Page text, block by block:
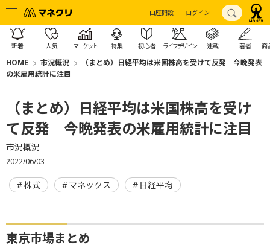
口座開設 ログイン
新着 人気 マーケット 特集 初心者 ライフデザイン 連載 著者 商
HOME 市況概況
（まとめ）日経平均は米国株高を受けて反発 今晩発表
の米雇用統計に注目
（まとめ）日経平均は米国株高を受け
て反発 今晩発表の米雇用統計に注目
市況概況
2022/06/03
株式 マネックス 日経平均
東京市場まとめ